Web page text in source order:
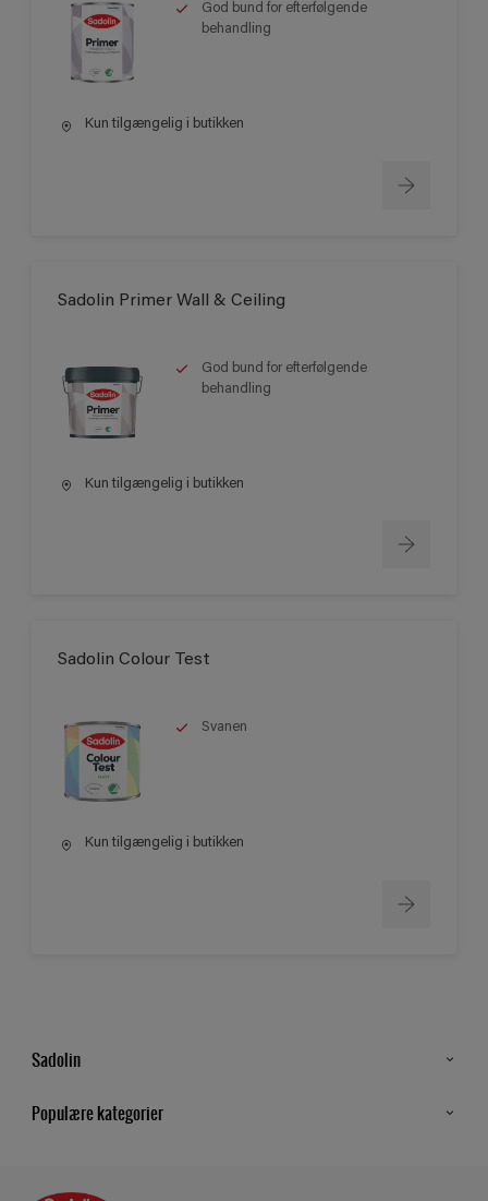
God bund for efterfølgende
behandling
Kun tilgængelig i butikken
Sadolin Primer Wall & Ceiling
God bund for efterfølgende
behandling
Kun tilgængelig i butikken
Sadolin Colour Test
Svanen
Kun tilgængelig i butikken
Sadolin
Populære kategorier